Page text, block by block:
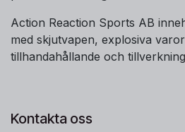
Action Reaction Sports AB
med skjutvapen, explosiva
tillhandahållande och
Kontakta oss